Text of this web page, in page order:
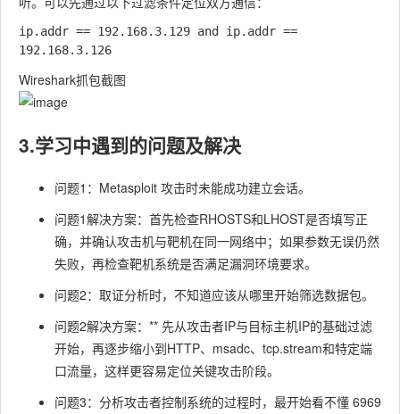
ip.addr == 192.168.3.129 and ip.addr ==
Wireshark抓包截图
3.学习中遇到的问题及解决
问题1：Metasploit 攻击时未能成功建立会话。
问题1解决方案：首先检查RHOSTS和LHOST是否填写正
确，并确认攻击机与靶机在同一网络中；如果参数无误仍然
失败，再检查靶机系统是否满足漏洞环境要求。
问题2：取证分析时，不知道应该从哪里开始筛选数据包。
问题2解决方案：** 先从攻击者IP与目标主机IP的基础过滤
开始，再逐步缩小到HTTP、 msadc、 tcp.stream和特定端
口流量，这样更容易定位关键攻击阶段。
问题3：分析攻击者控制系统的过程时，最开始看不懂 6969